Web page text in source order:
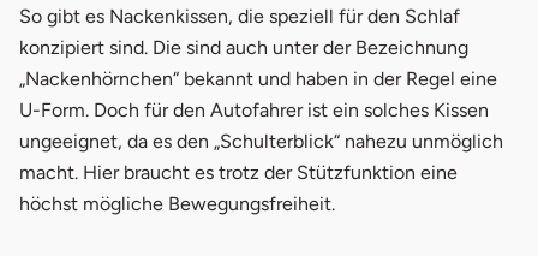
Nackenkissen aus Leder von Distinctives Styles
2.3 Comfort Jill von Walser
2.4 Sitback Neck von Sitback
So gibt es Nackenkissen, die speziell für den Schlaf
konzipiert sind. Die sind auch unter der Bezeichnung
„Nackenhörnchen“ bekannt und haben in der Regel eine
U-Form. Doch für den Autofahrer ist ein solches Kissen
ungeeignet, da es den „Schulterblick“ nahezu unmöglich
macht. Hier braucht es trotz der Stützfunktion eine
höchst mögliche Bewegungsfreiheit.